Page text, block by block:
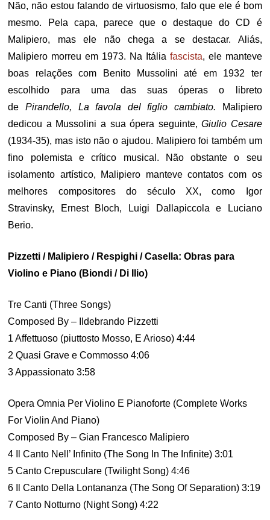
Não, não estou falando de virtuosismo, falo que ele é bom
mesmo. Pela capa, parece que o destaque do CD é
Malipiero, mas ele não chega a se destacar. Aliás,
Malipiero morreu em 1973. Na Itália fascista, ele manteve
boas relações com Benito Mussolini até em 1932 ter
escolhido para uma das suas óperas o libreto
dePirandello, La favola del figlio cambiato. Malipiero
dedicou a Mussolini a sua ópera seguinte,Giulio Cesare
(1934-35), mas isto não o ajudou. Malipiero foi também um
fino polemista e crítico musical. Não obstante o seu
isolamento artístico, Malipiero manteve contatos com os
melhores compositores do século XX, como Igor
Stravinsky, Ernest Bloch, Luigi Dallapiccola e Luciano
Berio.
Pizzetti / Malipiero / Respighi / Casella: Obras para
Violino e Piano (Biondi / Di Ilio)
Tre Canti (Three Songs)
Composed By – Ildebrando Pizzetti
1 Affettuoso (piuttosto Mosso, E Arioso) 4:44
2 Quasi Grave e Commosso 4:06
3 Appassionato 3:58
Opera Omnia Per Violino E Pianoforte (Complete Works
For Violin And Piano)
Composed By – Gian Francesco Malipiero
4 Il Canto Nell’ Infinito (The Song In The Infinite) 3:01
5 Canto Crepusculare (Twilight Song) 4:46
6 Il Canto Della Lontananza (The Song Of Separation) 3:19
7 Canto Notturno (Night Song) 4:22